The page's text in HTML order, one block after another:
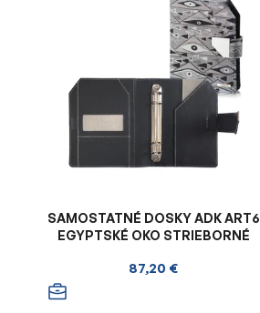
SAMOSTATNÉ DOSKY ADK ART6
EGYPTSKÉ OKO STRIEBORNÉ
87,20 €